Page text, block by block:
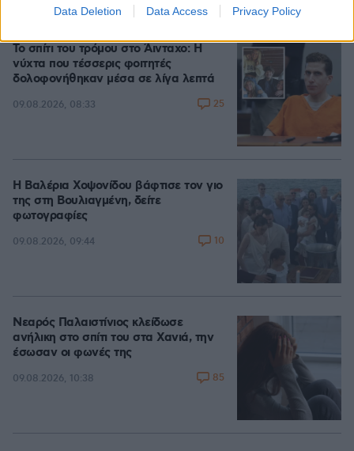
Data Deletion Data Access Privacy Policy
Το σπίτι του τρόμου στο Άινταχο: Η
νύχτα που τέσσερις φοιτητές
δολοφονήθηκαν μέσα σε λίγα λεπτά
09.08.2026, 08:33 25
Η Βαλέρια Χοψονίδου βάφτισε τον γιο
της στη Βουλιαγμένη, δείτε
φωτογραφίες
09.08.2026, 09:44 10
Νεαρός Παλαιστίνιος κλείδωσε
ανήλικη στο σπίτι του στα Χανιά, την
έσωσαν οι φωνές της
09.08.2026, 10:38 85